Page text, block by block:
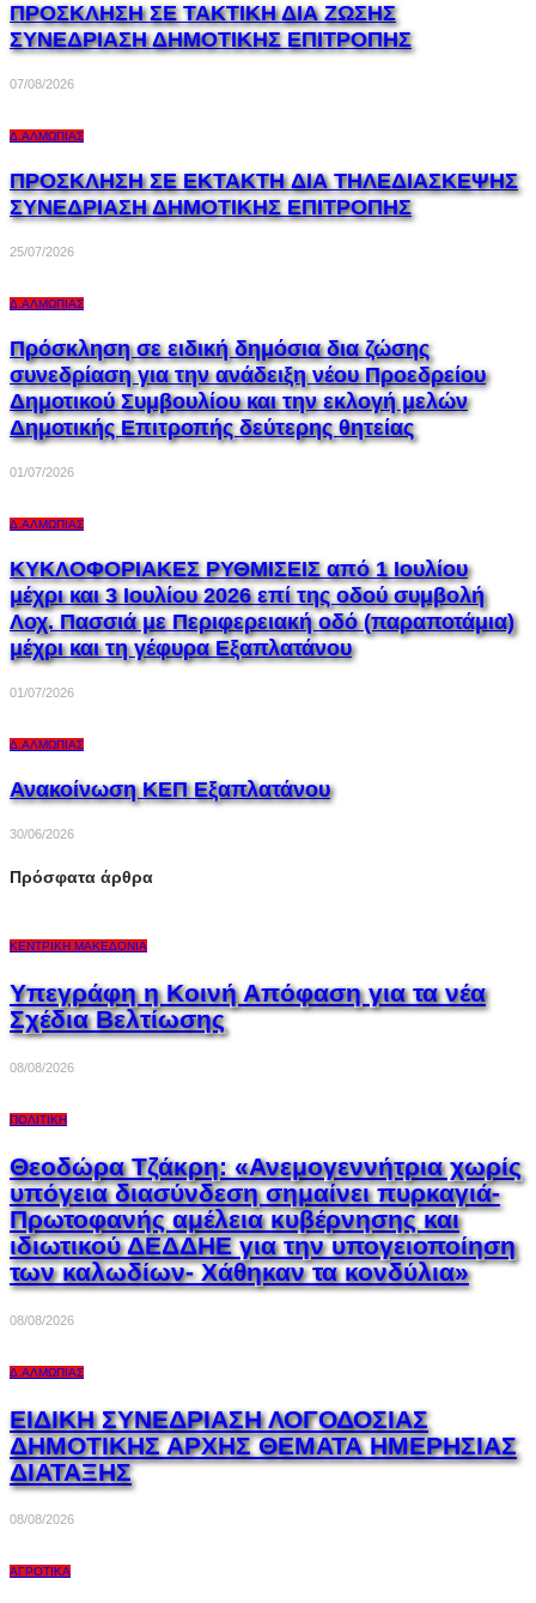
ΠΡΟΣΚΛΗΣΗ ΣΕ ΤΑΚΤΙΚΗ ΔΙΑ ΖΩΣΗΣ
ΣΥΝΕΔΡΙΑΣΗ ΔΗΜΟΤΙΚΗΣ ΕΠΙΤΡΟΠΗΣ
07/08/2026
Δ.ΑΛΜΩΠΊΑΣ
ΠΡΟΣΚΛΗΣΗ ΣΕ EKTAKTH ΔΙΑ ΤΗΛΕΔΙΑΣΚΕΨΗΣ
ΣΥΝΕΔΡΙΑΣΗ ΔΗΜΟΤΙΚΗΣ ΕΠΙΤΡΟΠΗΣ
25/07/2026
Δ.ΑΛΜΩΠΊΑΣ
Πρόσκληση σε ειδική δημόσια δια ζώσης
συνεδρίαση για την ανάδειξη νέου Προεδρείου
Δημοτικού Συμβουλίου και την εκλογή μελών
Δημοτικής Επιτροπής δεύτερης θητείας
01/07/2026
Δ.ΑΛΜΩΠΊΑΣ
ΚΥΚΛΟΦΟΡΙΑΚΕΣ ΡΥΘΜΙΣΕΙΣ από 1 Ιουλίου
μέχρι και 3 Ιουλίου 2026 επί της οδού συμβολή
Λοχ. Πασσιά με Περιφερειακή οδό (παραποτάμια)
μέχρι και τη γέφυρα Εξαπλατάνου
01/07/2026
Δ.ΑΛΜΩΠΊΑΣ
Ανακοίνωση ΚΕΠ Εξαπλατάνου
30/06/2026
Πρόσφατα άρθρα
ΚΕΝΤΡΙΚΉ ΜΑΚΕΔΟΝΊΑ
Υπεγράφη η Κοινή Απόφαση για τα νέα
Σχέδια Βελτίωσης
08/08/2026
ΠΟΛΙΤΙΚΉ
Θεοδώρα Τζάκρη: «Ανεμογεννήτρια χωρίς
υπόγεια διασύνδεση σημαίνει πυρκαγιά-
Πρωτοφανής αμέλεια κυβέρνησης και
ιδιωτικού ΔΕΔΔΗΕ για την υπογειοποίηση
των καλωδίων- Χάθηκαν τα κονδύλια»
08/08/2026
Δ.ΑΛΜΩΠΊΑΣ
ΕΙΔΙΚΗ ΣΥΝΕΔΡΙΑΣΗ ΛΟΓΟΔΟΣΙΑΣ
ΔΗΜΟΤΙΚΗΣ ΑΡΧΗΣ ΘΕΜΑΤΑ ΗΜΕΡΗΣΙΑΣ
ΔΙΑΤΑΞΗΣ
08/08/2026
ΑΓΡΟΤΙΚΆ